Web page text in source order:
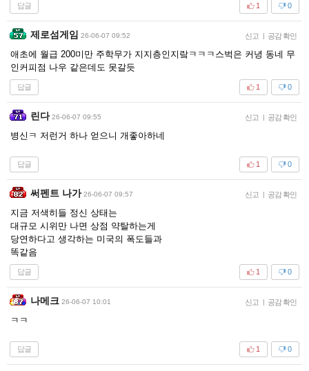
답글 0
1
제로섬게임 26-06-07 09:52 신고 | 공감 확인
애초에 월급 200미만 주학무가 지지층인지랔ㅋㅋㅋ스벅은 커녕 동네 무
인커피점 나우 같은데도 못갈듯
답글 0
1
린다 26-06-07 09:55 신고 | 공감 확인
병신ㅋ 저런거 하나 얻으니 개좋아하네
답글 0
1
써펜트 나가 26-06-07 09:57 신고 | 공감 확인
지금 저색히들 정신 상태는
대규모 시위만 나면 상점 약탈하는게
당연하다고 생각하는 미국의 폭도들과
똑같음
답글 0
1
나메크 26-06-07 10:01 신고 | 공감 확인
ㅋㅋ
답글 0
1